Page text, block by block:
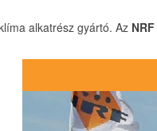
alkatrész gyártó. Az NRF